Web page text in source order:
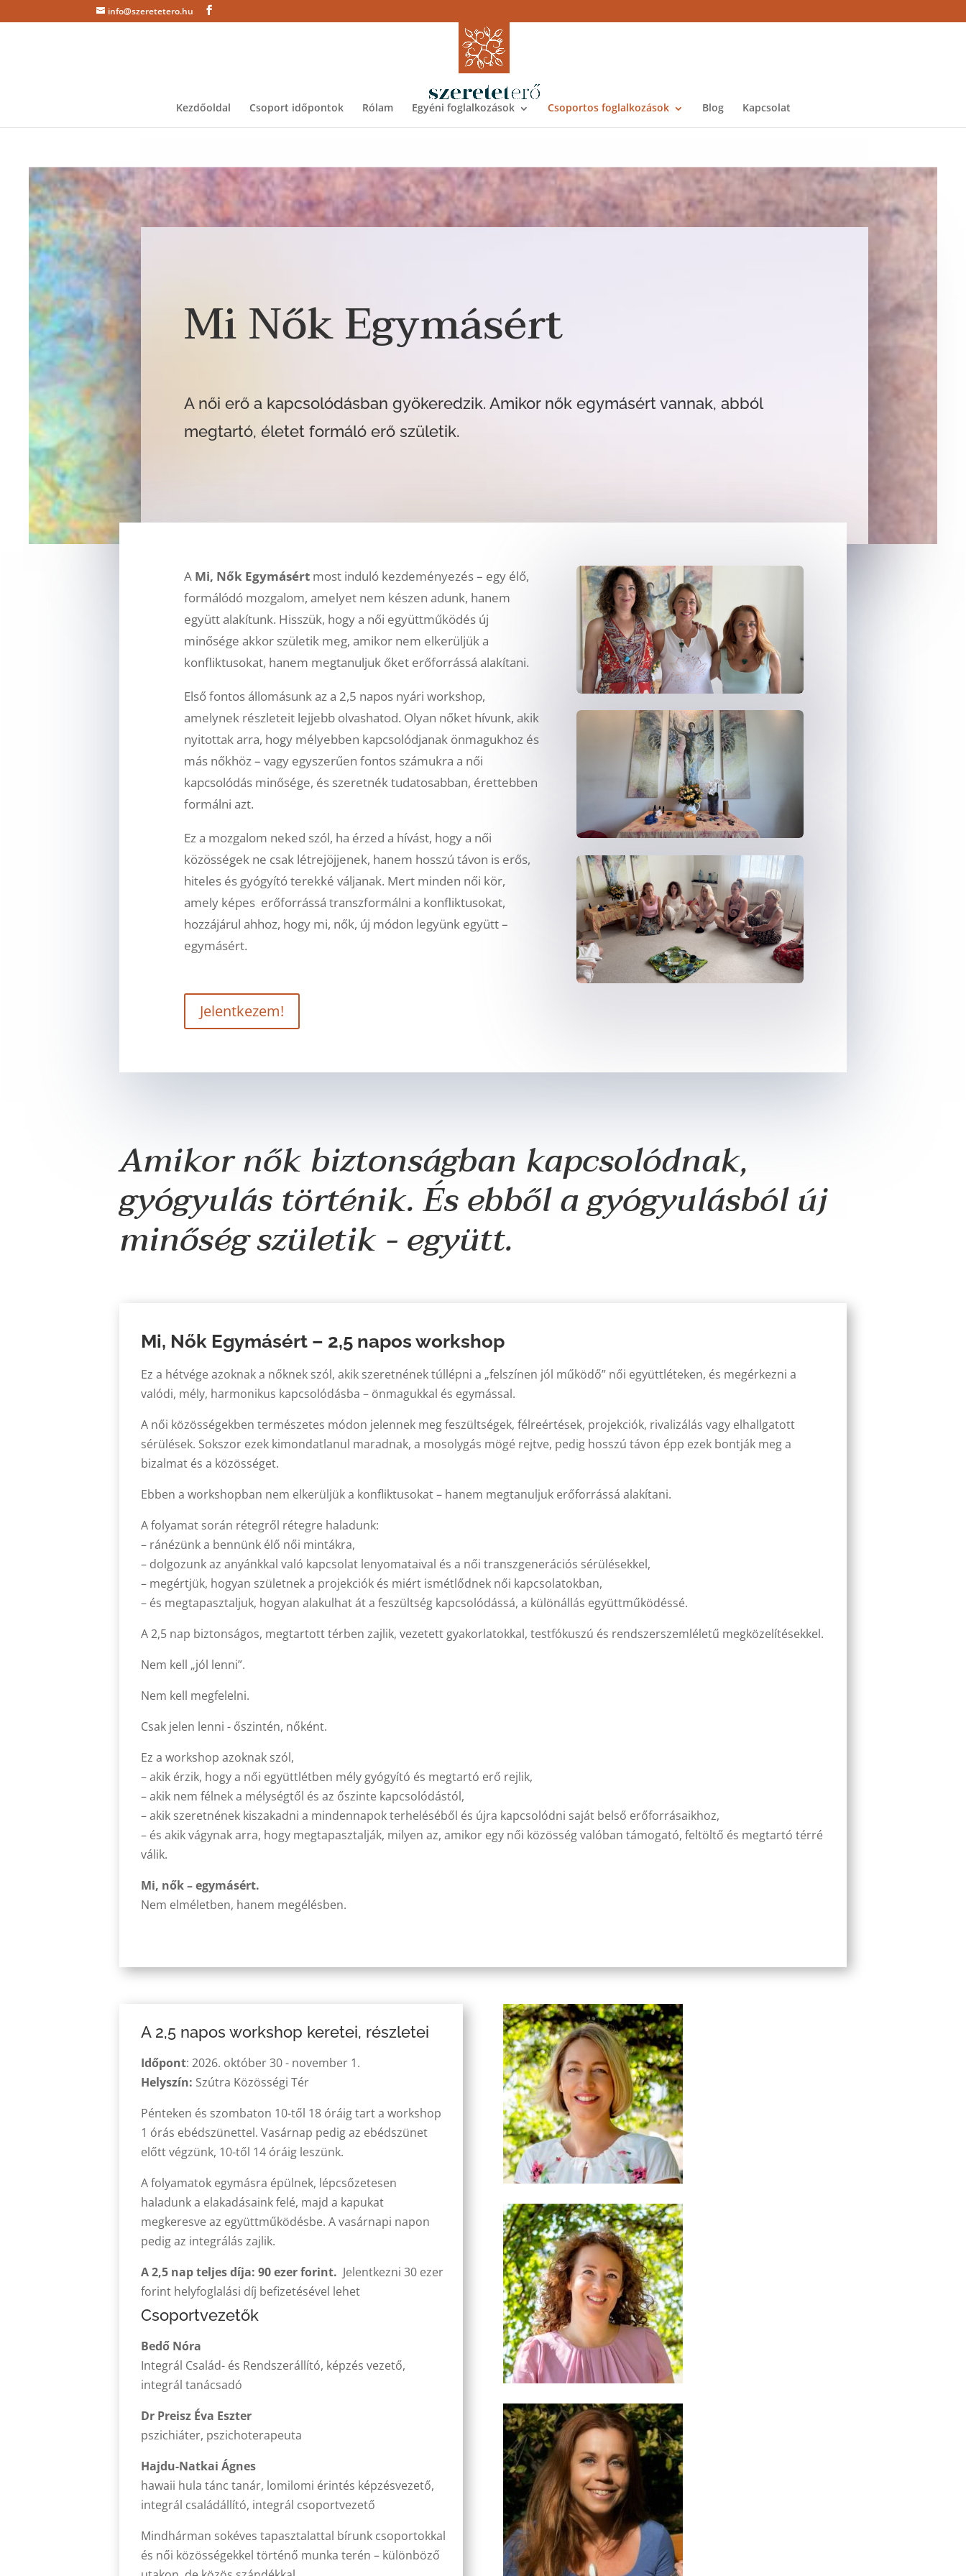
info@szeretetero.hu
Kezdőoldal Csoport időpontok Rólam Egyéni foglalkozások Csoportos foglalkozások Blog Kapcsolat
Mi Nők Egymásért
A női erő a kapcsolódásban gyökeredzik. Amikor nők egymásért vannak, abból
megtartó, életet formáló erő születik.
A Mi, Nők Egymásért most induló kezdeményezés – egy élő,
formálódó mozgalom, amelyet nem készen adunk, hanem
együtt alakítunk. Hisszük, hogy a női együttműködés új
minősége akkor születik meg, amikor nem elkerüljük a
konfliktusokat, hanem megtanuljuk őket erőforrássá alakítani.
Első fontos állomásunk az a 2,5 napos nyári workshop,
amelynek részleteit lejjebb olvashatod. Olyan nőket hívunk, akik
nyitottak arra, hogy mélyebben kapcsolódjanak önmagukhoz és
más nőkhöz – vagy egyszerűen fontos számukra a női
kapcsolódás minősége, és szeretnék tudatosabban, érettebben
formálni azt.
Ez a mozgalom neked szól, ha érzed a hívást, hogy a női
közösségek ne csak létrejöjjenek, hanem hosszú távon is erős,
hiteles és gyógyító terekké váljanak. Mert minden női kör,
amely képes erőforrássá transzformálni a konfliktusokat,
hozzájárul ahhoz, hogy mi, nők, új módon legyünk együtt –
egymásért.
Jelentkezem!
Amikor nők biztonságban kapcsolódnak,
gyógyulás történik. És ebből a gyógyulásból új
minőség születik - együtt.
Mi, Nők Egymásért – 2,5 napos workshop
Ez a hétvége azoknak a nőknek szól, akik szeretnének túllépni a „felszínen jól működő” női együttléteken, és megérkezni a
valódi, mély, harmonikus kapcsolódásba – önmagukkal és egymással.
A női közösségekben természetes módon jelennek meg feszültségek, félreértések, projekciók, rivalizálás vagy elhallgatott
sérülések. Sokszor ezek kimondatlanul maradnak, a mosolygás mögé rejtve, pedig hosszú távon épp ezek bontják meg a
bizalmat és a közösséget.
Ebben a workshopban nem elkerüljük a konfliktusokat – hanem megtanuljuk erőforrássá alakítani.
A folyamat során rétegről rétegre haladunk:
– ránézünk a bennünk élő női mintákra,
– dolgozunk az anyánkkal való kapcsolat lenyomataival és a női transzgenerációs sérülésekkel,
– megértjük, hogyan születnek a projekciók és miért ismétlődnek női kapcsolatokban,
– és megtapasztaljuk, hogyan alakulhat át a feszültség kapcsolódássá, a különállás együttműködéssé.
A 2,5 nap biztonságos, megtartott térben zajlik, vezetett gyakorlatokkal, testfókuszú és rendszerszemléletű megközelítésekkel.
Nem kell „jól lenni”.
Nem kell megfelelni.
Csak jelen lenni - őszintén, nőként.
Ez a workshop azoknak szól,
– akik érzik, hogy a női együttlétben mély gyógyító és megtartó erő rejlik,
– akik nem félnek a mélységtől és az őszinte kapcsolódástól,
– akik szeretnének kiszakadni a mindennapok terheléséből és újra kapcsolódni saját belső erőforrásaikhoz,
– és akik vágynak arra, hogy megtapasztalják, milyen az, amikor egy női közösség valóban támogató, feltöltő és megtartó térré
válik.
Mi, nők – egymásért.
Nem elméletben, hanem megélésben.
A 2,5 napos workshop keretei, részletei
Időpont: 2026. október 30 - november 1.
Helyszín: Szútra Közösségi Tér
Pénteken és szombaton 10-től 18 óráig tart a workshop
1 órás ebédszünettel. Vasárnap pedig az ebédszünet
előtt végzünk, 10-től 14 óráig leszünk.
A folyamatok egymásra épülnek, lépcsőzetesen
haladunk a elakadásaink felé, majd a kapukat
megkeresve az együttműködésbe. A vasárnapi napon
pedig az integrálás zajlik.
A 2,5 nap teljes díja: 90 ezer forint. Jelentkezni 30 ezer
forint helyfoglalási díj befizetésével lehet
Csoportvezetők
Bedő Nóra
Integrál Család- és Rendszerállító, képzés vezető,
integrál tanácsadó
Dr Preisz Éva Eszter
pszichiáter, pszichoterapeuta
Hajdu-Natkai Ágnes
hawaii hula tánc tanár, lomilomi érintés képzésvezető,
integrál családállító, integrál csoportvezető
Mindhárman sokéves tapasztalattal bírunk csoportokkal
és női közösségekkel történő munka terén – különböző